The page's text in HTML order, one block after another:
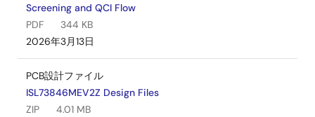
Screening and QCI Flow
PDF
344 KB
2026年3月13日
PCB設計ファイル
ISL73846MEV2Z Design Files
ZIP
4.01 MB